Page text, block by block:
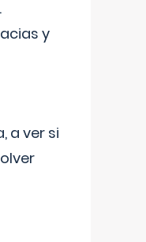
y
a ver si